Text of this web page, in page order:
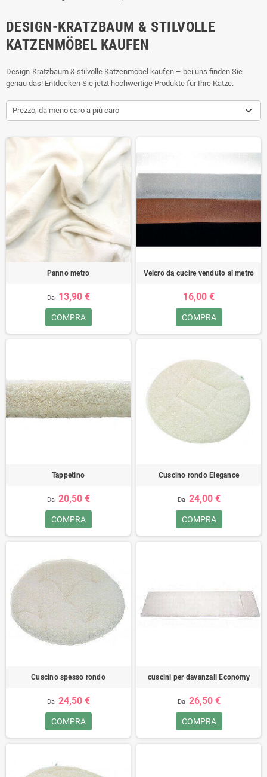
DESIGN-KRATZBAUM & STILVOLLE
KATZENMÖBEL KAUFEN
Design-Kratzbaum & stilvolle Katzenmöbel kaufen – bei uns finden Sie
genau das! Entdecken Sie jetzt hochwertige Produkte für Ihre Katze.
Prezzo, da meno caro a più caro
Panno metro
Da 13,90 €
COMPRA
Velcro da cucire venduto al metro
16,00 €
COMPRA
Tappetino
Da 20,50 €
COMPRA
Cuscino rondo Elegance
Da 24,00 €
COMPRA
Cuscino spesso rondo
Da 24,50 €
COMPRA
cuscini per davanzali Economy
Da 26,50 €
COMPRA